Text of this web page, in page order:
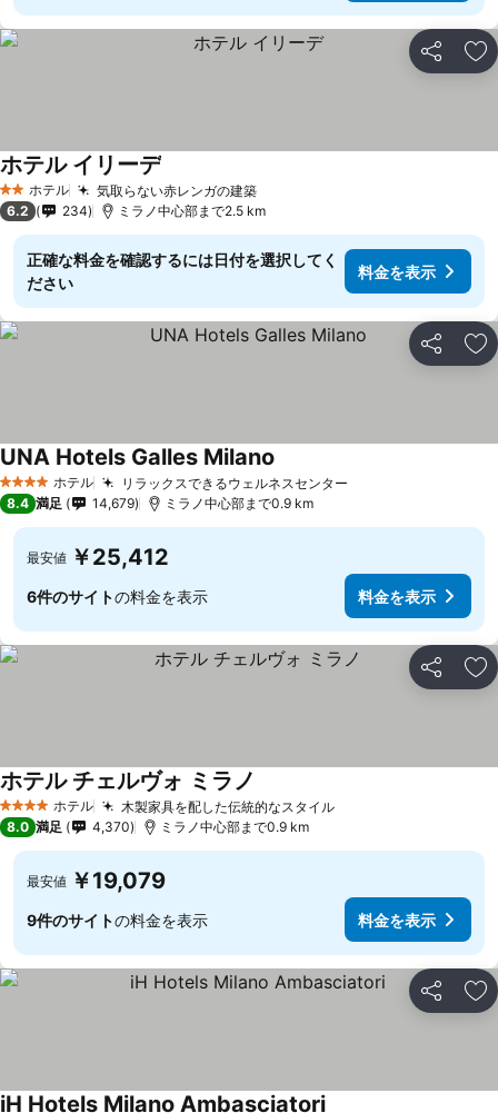
シェア お
2 ホテルのランク
ホテル 気取らない赤レンガの建築
ホテル イリーデ
6.2 234 ミラノ中心部まで2.5 km
正確な料金を確認するには日付を選択してく
ださい
料金を表示
シェア お
4 ホテルのランク
ホテル リラックスできるウェルネスセンター
UNA Hotels Galles Milano
8.4 満足 14,679 ミラノ中心部まで0.9 km
最安値 ￥25,412
6件のサイトの料金を表示 料金を表示
シェア お
4 ホテルのランク
ホテル 木製家具を配した伝統的なスタイル
ホテル チェルヴォ ミラノ
8.0 満足 4,370 ミラノ中心部まで0.9 km
最安値 ￥19,079
9件のサイトの料金を表示 料金を表示
シェア お
iH Hotels Milano Ambasciatori